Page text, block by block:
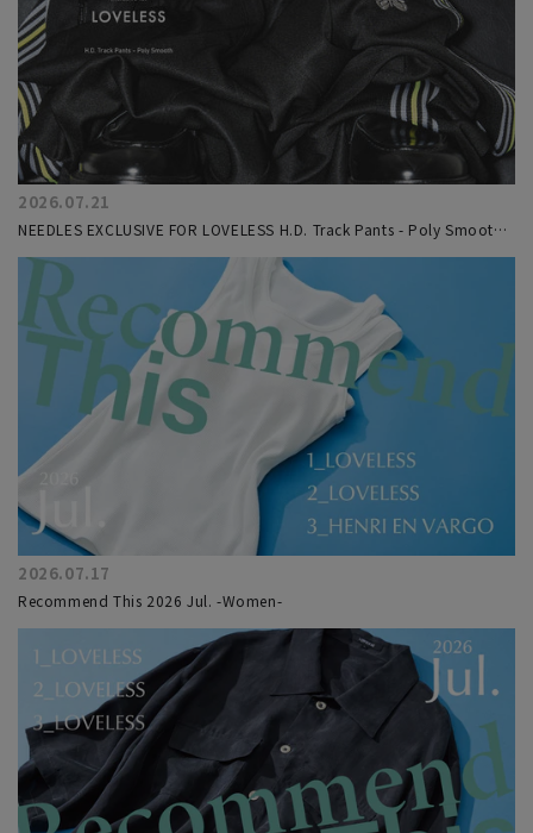
2026.07.21
NEEDLES EXCLUSIVE FOR LOVELESS H.D. Track Pants - Poly Smooth
2026.07.17
Recommend This 2026 Jul. -Women-